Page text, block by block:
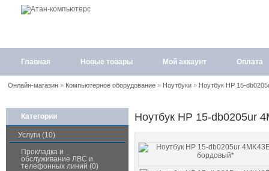
Главная Новые товары Мой аккаунт Оплата
Онлайн-магазин» Компьютерное оборудование» Ноутбуки» Ноутбук HP 15-
Категории
Услуги (10)
Прокладка и
обслуживание ЛВС и
телефонных линий (0)
Ноутбук HP 15-db0205ur